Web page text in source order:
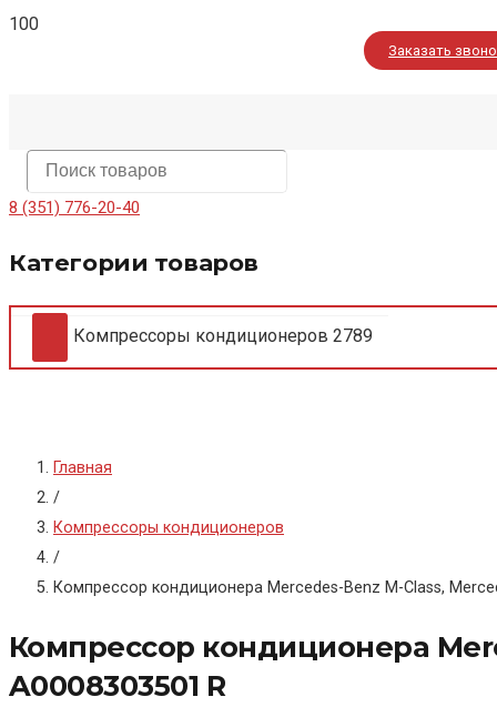
Заказать
8 (351) 776-20-40
Категории товаров
Компрессоры кондиционеров 2789
Главная
/
Компрессоры кондиционеров
/
Компрессор кондиционера Mercedes-Benz M-Class,
Компрессор кондиционера
A0008303501 R